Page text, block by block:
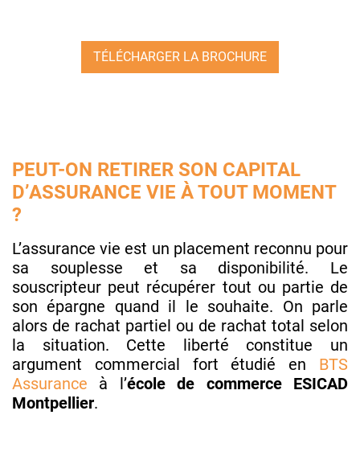
TÉLÉCHARGER LA BROCHURE
PEUT-ON RETIRER SON CAPITAL
D’ASSURANCE VIE À TOUT MOMENT
?
L’assurance vie est un placement reconnu pour
sa souplesse et sa disponibilité. Le
souscripteur peut récupérer tout ou partie de
son épargne quand il le souhaite. On parle
alors de rachat partiel ou de rachat total selon
la situation. Cette liberté constitue un
argument commercial fort étudié en BTS
Assurance à l’école de commerce ESICAD
Montpellier.